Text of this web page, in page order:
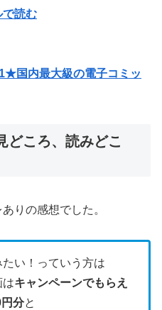
で読む
国内最大級の電子コミッ
どころ、読みどこ
りの感想でした。
い！っていう方は
はキャンペーンでもらえ
分と